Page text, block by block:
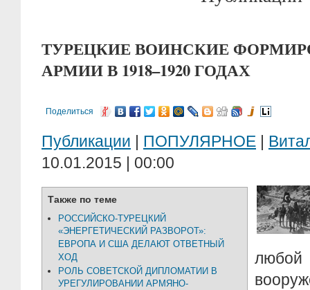
ТУРЕЦКИЕ ВОИНСКИЕ
АРМИИ В 1918–1920 ГОДАХ
Поделиться
Публикации | ПОПУЛЯРНОЕ |
10.01.2015 | 00:00
Также по теме
РОССИЙСКО-ТУРЕЦКИЙ
«ЭНЕРГЕТИЧЕСКИЙ РАЗВОРОТ»:
ЕВРОПА И США ДЕЛАЮТ ОТВЕТНЫЙ
ХОД
РОЛЬ СОВЕТСКОЙ ДИПЛОМАТИИ В
УРЕГУЛИРОВАНИИ АРМЯНО-
любой